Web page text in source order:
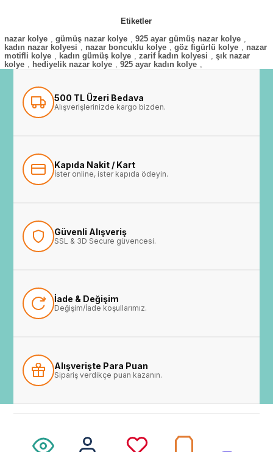
Etiketler
nazar kolye , gümüş nazar kolye , 925 ayar gümüş nazar kolye ,
kadın nazar kolyesi , nazar boncuklu kolye , göz figürlü kolye , nazar
motifli kolye , kadın gümüş kolye , zarif kadın kolyesi , şık nazar
kolye , hediyelik nazar kolye , 925 ayar kadın kolye ,
500 TL Üzeri Bedava
Alışverişlerinizde kargo bizden.
Kapıda Nakit / Kart
İster online, ister kapıda ödeyin.
Güvenli Alışveriş
SSL & 3D Secure güvencesi.
İade & Değişim
Değişim/İade koşullarımız.
Alışverişte Para Puan
Sipariş verdikçe puan kazanın.